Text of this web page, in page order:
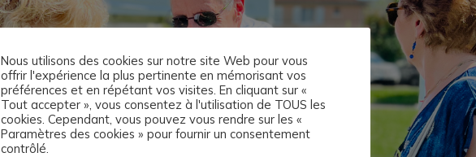
Nous utilisons des cookies sur notre site Web pour vous
offrir l'expérience la plus pertinente en mémorisant vos
préférences et en répétant vos visites. En cliquant sur «
Tout accepter », vous consentez à l'utilisation de TOUS les
cookies. Cependant, vous pouvez vous rendre sur les «
Paramètres des cookies » pour fournir un consentement
contrôlé.